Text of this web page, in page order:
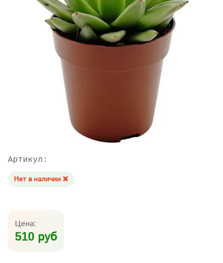
Артикул:
Нет в наличии ❌
Цена:
510 руб